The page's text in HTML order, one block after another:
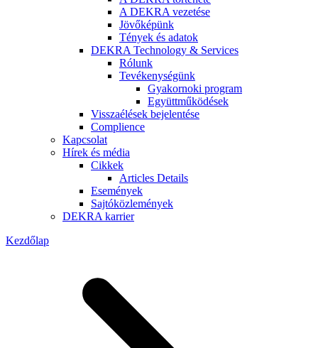
A DEKRA vezetése
Jövőképünk
Tények és adatok
DEKRA Technology & Services
Rólunk
Tevékenységünk
Gyakornoki program
Együttműködések
Visszaélések bejelentése
Complience
Kapcsolat
Hírek és média
Cikkek
Articles Details
Események
Sajtóközlemények
DEKRA karrier
Kezdőlap